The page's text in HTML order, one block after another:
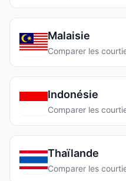
Malaisie
Comparer les
Indonésie
Comparer les
Thaïlande
Comparer les